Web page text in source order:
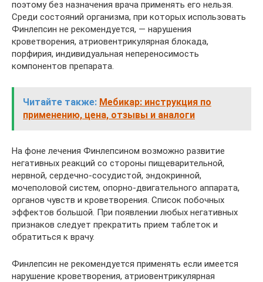
поэтому без назначения врача применять его нельзя.
Среди состояний организма, при которых использовать
Финлепсин не рекомендуется, — нарушения
кроветворения, атриовентрикулярная блокада,
порфирия, индивидуальная непереносимость
компонентов препарата.
Читайте также: Мебикар: инструкция по
применению, цена, отзывы и аналоги
На фоне лечения Финлепсином возможно развитие
негативных реакций со стороны пищеварительной,
нервной, сердечно-сосудистой, эндокринной,
мочеполовой систем, опорно-двигательного аппарата,
органов чувств и кроветворения. Список побочных
эффектов большой. При появлении любых негативных
признаков следует прекратить прием таблеток и
обратиться к врачу.
Финлепсин не рекомендуется применять если имеется
нарушение кроветворения, атриовентрикулярная